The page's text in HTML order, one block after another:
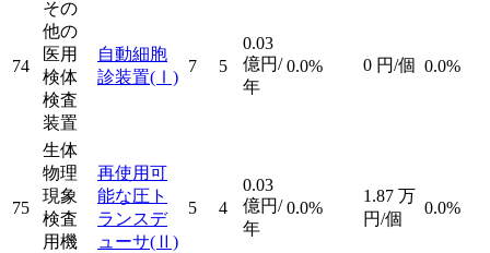
74
その
他の
医用
検体
検査
装置
自動細胞
診装置(Ⅰ)
7 5
0.03
億円/
年
0.0% 0 円/個 0.0%
75
生体
物理
現象
検査
用機
再使用可
能な圧ト
ランスデ
ューサ(Ⅱ)
5 4
0.03
億円/
年
0.0%
1.87 万
円/個
0.0%